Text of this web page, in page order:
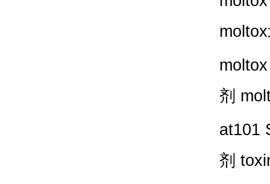
moltox
剂
at101
剂